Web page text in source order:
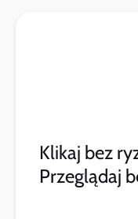
Klikaj bez
Przeglądaj